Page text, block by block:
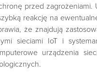
przed
reakcję na
że znajdują
sieciami IoT i
urządzenia